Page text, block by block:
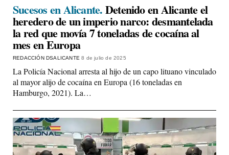
Sucesos en Alicante.Detenido en Alicante el
heredero de un imperio narco: desmantelada
la red que movía 7 toneladas de cocaína al
mes en Europa
REDACCIÓN DSALICANTE8 de julio de 2025
La Policía Nacional arresta al hijo de un capo lituano vinculado
al mayor alijo de cocaína en Europa (16 toneladas en
Hamburgo, 2021). La…